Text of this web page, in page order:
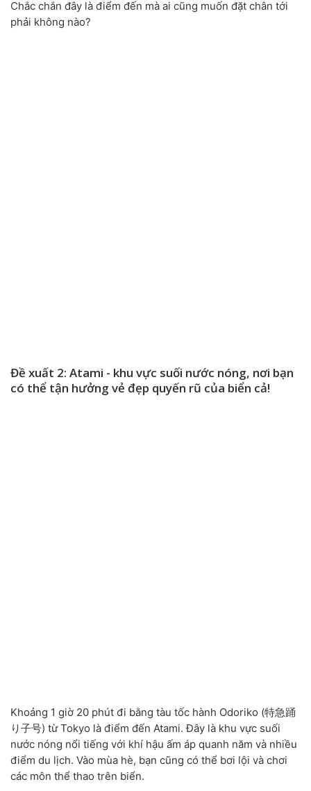
Chắc chắn đây là điểm đến mà ai cũng muốn đặt chân tới
phải không nào?
Đề xuất 2: Atami - khu vực suối nước nóng, nơi bạn
có thể tận hưởng vẻ đẹp quyến rũ của biển cả!
Khoảng 1 giờ 20 phút đi bằng tàu tốc hành Odoriko (特急踊
り子号) từ Tokyo là điểm đến Atami. Đây là khu vực suối
nước nóng nổi tiếng với khí hậu ấm áp quanh năm và nhiều
điểm du lịch. Vào mùa hè, bạn cũng có thể bơi lội và chơi
các môn thể thao trên biển.